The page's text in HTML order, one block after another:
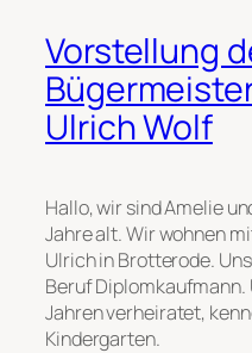
Vorstellung
Ulrich Wolf
Hallo, wir sind Amelie
Jahre alt. Wir wohnen
Ulrich in Brotterode.
Beruf Diplomkaufmann.
Jahren verheiratet,
Kindergarten.